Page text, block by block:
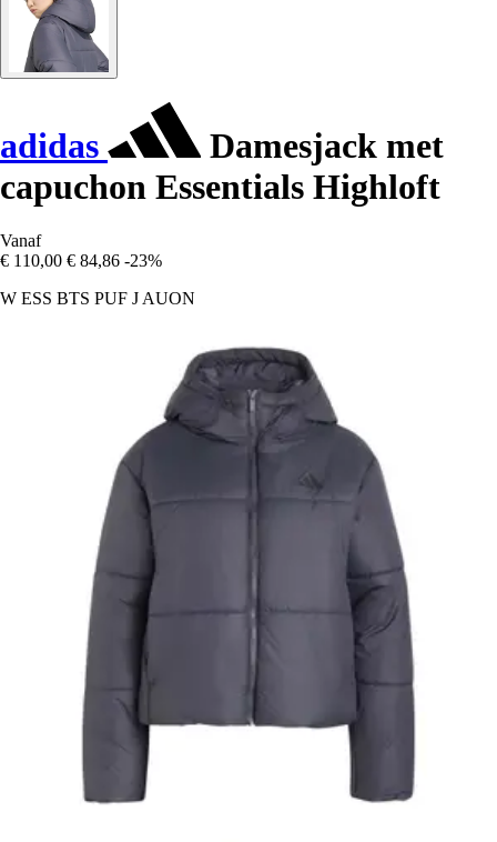
adidas
Damesjack met
capuchon Essentials Highloft
Vanaf
€ 110,00 € 84,86 -23%
W ESS BTS PUF J AUON